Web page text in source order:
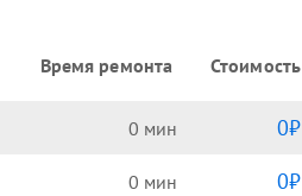
Время ремонта Стоимость
0 0
0 0